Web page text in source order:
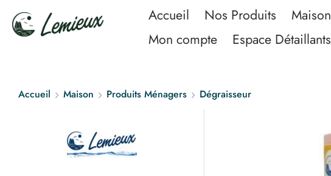
Accueil Nos Produits Maison
Mon compte
Espace Détaillants
Accueil Maison Produits Ménagers Dégraisseur